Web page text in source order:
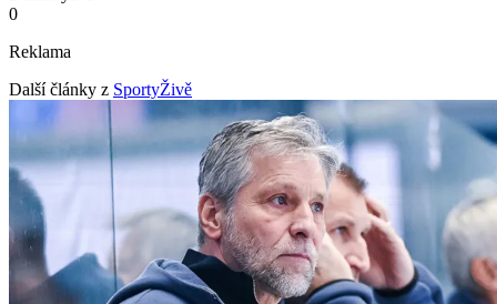
0
Reklama
Další články z SportyŽivě